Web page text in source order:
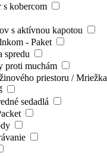
s kobercom
s aktívnou kapotou
- Paket
spredu
proti muchám
priestoru / Mriežka
sedadlá